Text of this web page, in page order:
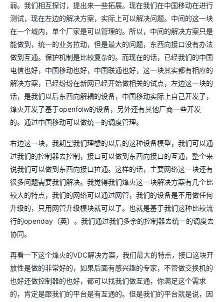
弱。我们相互探讨，提出来一些拓展。现在我们在中国移动在进行
测试，现在左边的解决方案，实际上可以解决问题。中间的这一块
在一个域内，单个厂家是可以管理的。所以，中间的解决方案只是
能做到，统一的业务拉动，但是最大的问题，东西向接口没有办法
做到互通。保护机制是比较复杂的。而现在的话，已经我们的中国
电信也好，中国移动也好，中国联通也好，这一块其实都有相应的
解决方案，已经纷纷在新网已经开始做相关的试点，左边这一块的
话，是我们以后东西向解耦的设备，中国移动实际上自己开发了，
烽火开发了基于openfolw的设备，另外还有其他厂商一些开发
的。通过中国移动可以做统一的调度管理。
右边这一块，我期望我们理想的以后的这种设备模型，我们可以通
过我们的控制器去控制，接口可以做到东西向接口的互通，整个来
说我们可以做到东西向接口拉通。这样的话，主要网络这一块还有
很多问题需要我们解决。我觉得我们烽火这一块解决方案有几个比
较大的特点，我们的网络可以通过网管，我们的设备是不用做任何
升级的，只用网管升级模块就可以了。也就是基于我们这种比较流
行的openday（英）。我们通过我们多余的控制器去统一的调度去
协同。
再看一下这个烽火的VDC解决方案，我们最大的特点，接口这块开
放性是做的非常好的，如果后面有感兴趣的专家，不管做交换机的
也好还做控制器的也好，都可以找我们做互通，你满足这个需求
的，肯定是跟我们的平台是有互通的。但是我们的平台就是说，因